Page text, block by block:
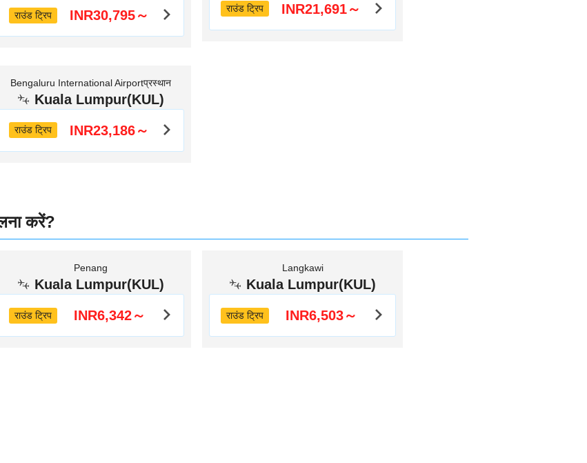
राउंड ट्रिप INR30,795～ राउंड ट्रिप INR21,691～
Bengaluru International Airportप्रस्थान
Kuala Lumpur(KUL)
राउंड ट्रिप INR23,186～
करें?
Penang
Kuala Lumpur(KUL)
राउंड ट्रिप INR6,342～
Langkawi
Kuala Lumpur(KUL)
राउंड ट्रिप INR6,503～